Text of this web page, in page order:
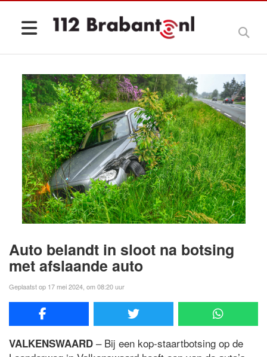
Auto belandt in sloot na botsing
met afslaande auto
Geplaatst op 17 mei 2024, om 08:20 uur
VALKENSWAARD – Bij een kop-staartbotsing op de